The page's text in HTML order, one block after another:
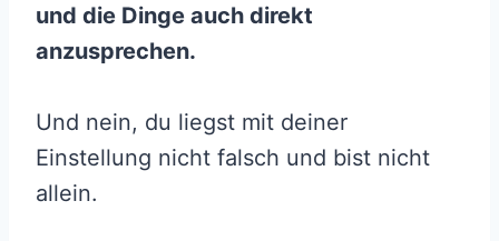
und die Dinge auch direkt
anzusprechen.
Und nein, du liegst mit deiner
Einstellung nicht falsch und bist nicht
allein.